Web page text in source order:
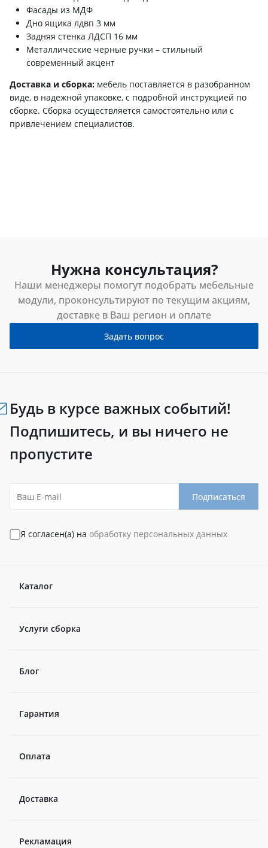
Фасады из МДФ
Дно ящика лдвп 3 мм
Задняя стенка ЛДСП 16 мм
Металлические черные ручки – стильный
современный акцент
Доставка и сборка: мебель поставляется в разобранном
виде, в надежной упаковке, с подробной инструкцией по
сборке. Сборка осуществляется самостоятельно или с
привлечением специалистов.
Нужна консультация?
Наши менеджеры помогут подобрать мебельные
модули, проконсультируют по текущим акциям,
доставке в Ваш регион и оплате
Задать вопрос
Будь в курсе важных событий!
Подпишитесь, и вы ничего не
пропустите
Подписаться
Я согласен(а) на обработку персональных данных
Каталог
Услуги сборка
Блог
Гарантия
Оплата
Доставка
Рекламация